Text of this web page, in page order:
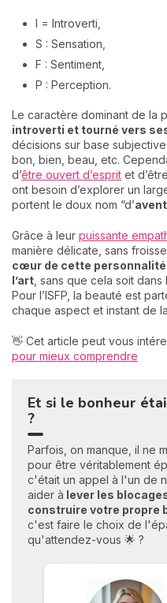
I = Introverti,
S : Sensation,
F : Sentiment,
P : Perception.
Le caractère dominant de la
introverti et tourné vers
décisions sur base
bon, bien, beau, etc.
d’être ouvert d’esprit et
ont besoin d’explorer un
portent le doux nom “d’
Grâce à leur puissante
manière délicate, sans
cœur de cette personnalité
l’art , sans que cela soit
Pour l’ISFP, la beauté est
chaque aspect et instant de
👋 Cet article peut vous
pour mieux comprendre
Et si le bonheur
?
Parfois, on manque, il ne
pour être véritablement
c'était un appel à l'un de
aider à lever les
construire votre propre
c'est faire le choix de
qu'attendez-vous 🌟 ?